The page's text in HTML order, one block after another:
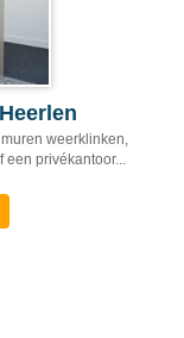
weerklinken,
een privékantoor...